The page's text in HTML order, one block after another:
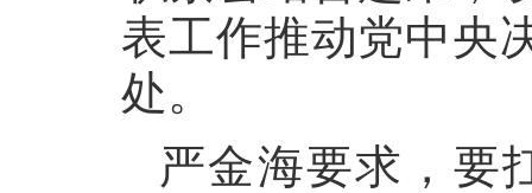
表工作推动党中央
处。
严金海要求，要